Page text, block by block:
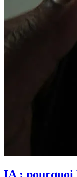
IA : pourquoi